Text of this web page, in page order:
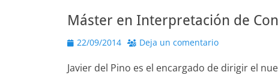
Máster en Interpretación de
Publicado
22/09/2014 Deja un comentario
Javier del Pino es el encargado de dirigir el